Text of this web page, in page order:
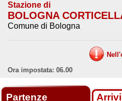
Stazione di
BOLOGNA
Comune di Bologna
Ora impostata: 06.00
Partenze Arrivi